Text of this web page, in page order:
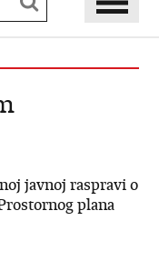
javnoj raspravi o
plana